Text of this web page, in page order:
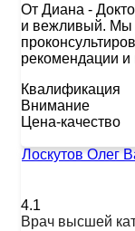
От Диана -
и вежливый. Мы
рекомендации
Квалификация
Внимание
Цена-качество
Лоскутов Олег
4.1
Врач высшей